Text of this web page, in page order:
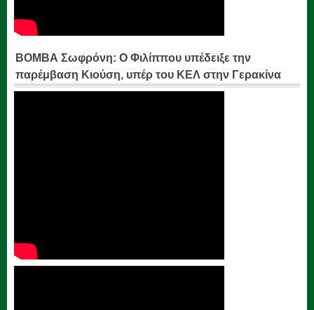
ΒΟΜΒΑ Σωφρόνη: Ο Φιλίππου υπέδειξε την
παρέμβαση Κιούση, υπέρ του ΚΕΛ στην Γερακίνα